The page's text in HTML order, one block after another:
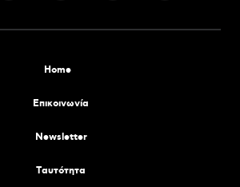
Home
Επικοινωνία
Newsletter
Tαυτότητα